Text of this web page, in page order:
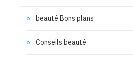
beauté Bons plans
Conseils beauté